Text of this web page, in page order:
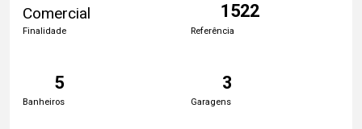
Comercial
Finalidade
1522
Referência
5
Banheiros
3
Garagens